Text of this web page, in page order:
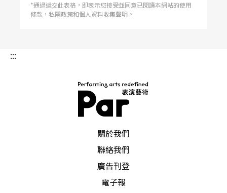
*通過遞交此表格，即表示您接受並同意已閱讀本網站的使用
條款，私隱政策和個人資料收集聲明。
:::
關於我們
聯絡我們
廣告刊登
電子報